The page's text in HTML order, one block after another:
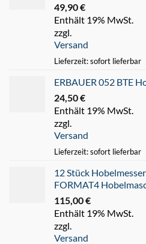
49,90€
Enthält 19% MwSt.
zzgl.
Versand
Lieferzeit: sofort lieferbar
ERBAUER 052 BTE
24,50€
Enthält 19% MwSt.
zzgl.
Versand
Lieferzeit: sofort lieferbar
12 Stück
FORMAT4
115,00€
Enthält 19% MwSt.
zzgl.
Versand